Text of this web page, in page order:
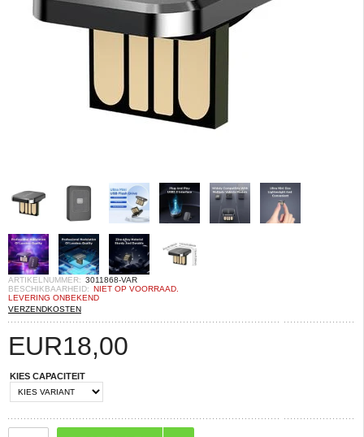
ARTIKELNUMMER: 3011868-VAR
BESCHIKBAARHEID: NIET OP VOORRAAD.
LEVERING ONBEKEND
VERZENDKOSTEN
EUR18,00
KIES CAPACITEIT